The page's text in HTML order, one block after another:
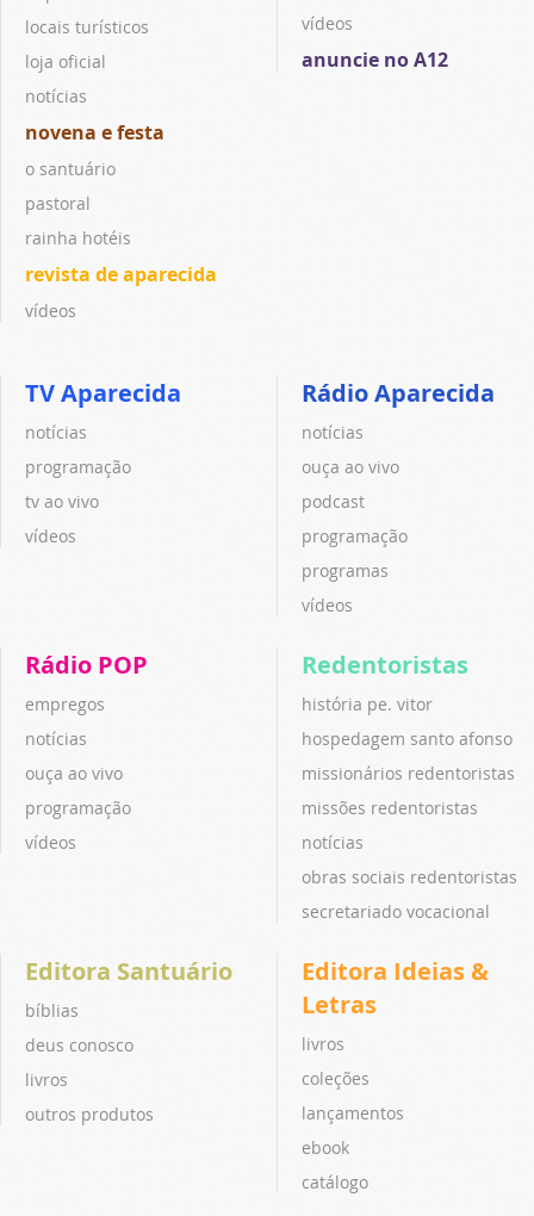
locais turísticos
loja oficial
notícias
novena e festa
o santuário
pastoral
rainha hotéis
revista de aparecida
vídeos
vídeos
anuncie no A12
TV Aparecida
notícias
programação
tv ao vivo
vídeos
Rádio Aparecida
notícias
ouça ao vivo
podcast
programação
programas
vídeos
Rádio POP
empregos
notícias
ouça ao vivo
programação
vídeos
Redentoristas
história pe. vitor
hospedagem santo afonso
missionários redentoristas
missões redentoristas
notícias
obras sociais redentoristas
secretariado vocacional
Editora Santuário
bíblias
deus conosco
livros
outros produtos
Editora Ideias &
Letras
livros
coleções
lançamentos
ebook
catálogo